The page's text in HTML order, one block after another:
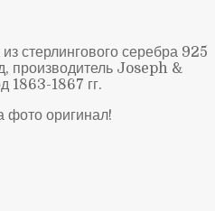
стерлингового серебра 925
производитель Joseph &
1867 гг.
фото оригинал!